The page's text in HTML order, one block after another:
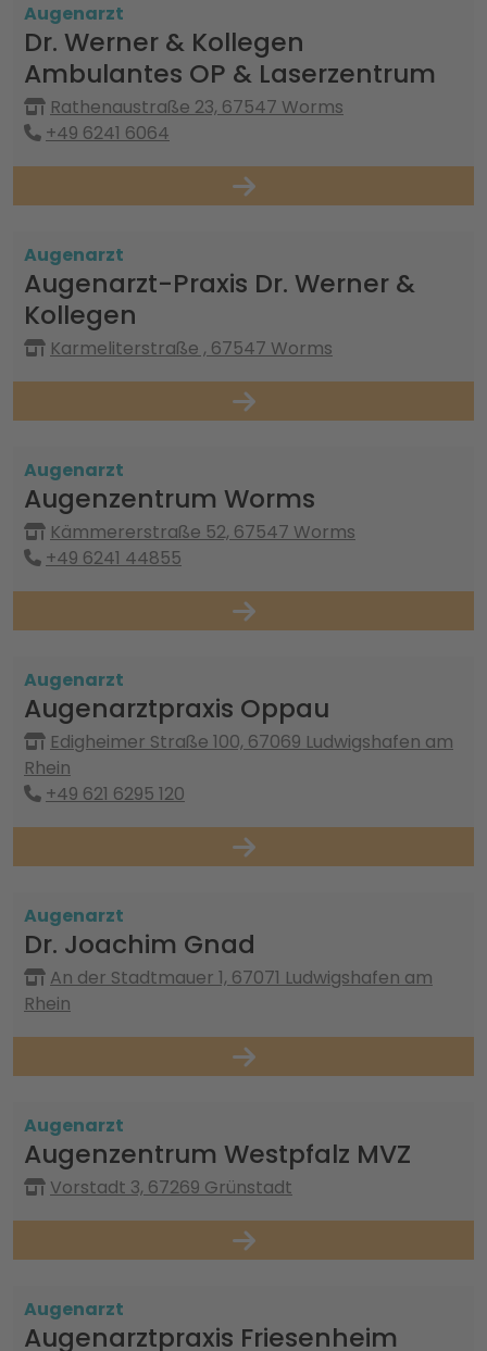
Augenarzt
Dr. Werner & Kollegen
Ambulantes OP & Laserzentrum
Rathenaustraße 23, 67547 Worms
+49 6241 6064
Augenarzt
Augenarzt-Praxis Dr. Werner &
Kollegen
Karmeliterstraße , 67547 Worms
Augenarzt
Augenzentrum Worms
Kämmererstraße 52, 67547 Worms
+49 6241 44855
Augenarzt
Augenarztpraxis Oppau
Edigheimer Straße 100, 67069 Ludwigshafen am
Rhein
+49 621 6295 120
Augenarzt
Dr. Joachim Gnad
An der Stadtmauer 1, 67071 Ludwigshafen am
Rhein
Augenarzt
Augenzentrum Westpfalz MVZ
Vorstadt 3, 67269 Grünstadt
Augenarzt
Augenarztpraxis Friesenheim